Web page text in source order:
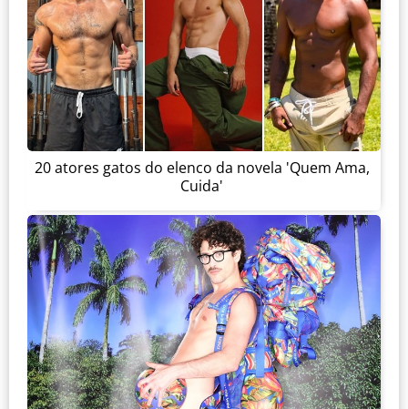
20 atores gatos do elenco da novela 'Quem Ama,
Cuida'